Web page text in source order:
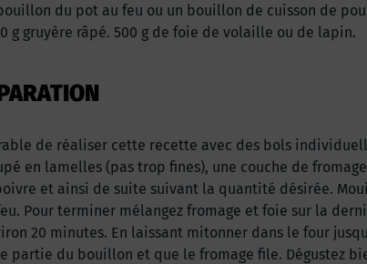
du pot au feu ou un bouillon de cuisson de
g gruyère râpé. 500 g de foie de volaille ou de lapin.
de réaliser cette recette avec des bols
en lamelles (pas trop fines), une couche de
et ainsi de suite suivant la quantité désirée.
Pour terminer mélangez fromage et foie sur la
20 minutes. En laissant mitonner dans le four
partie du bouillon et que le fromage file. Dégustez